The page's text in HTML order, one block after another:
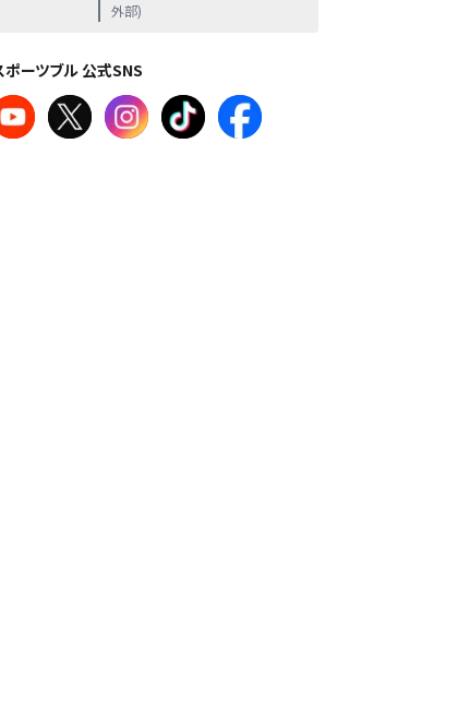
外部)
ポーツブル 公式SNS